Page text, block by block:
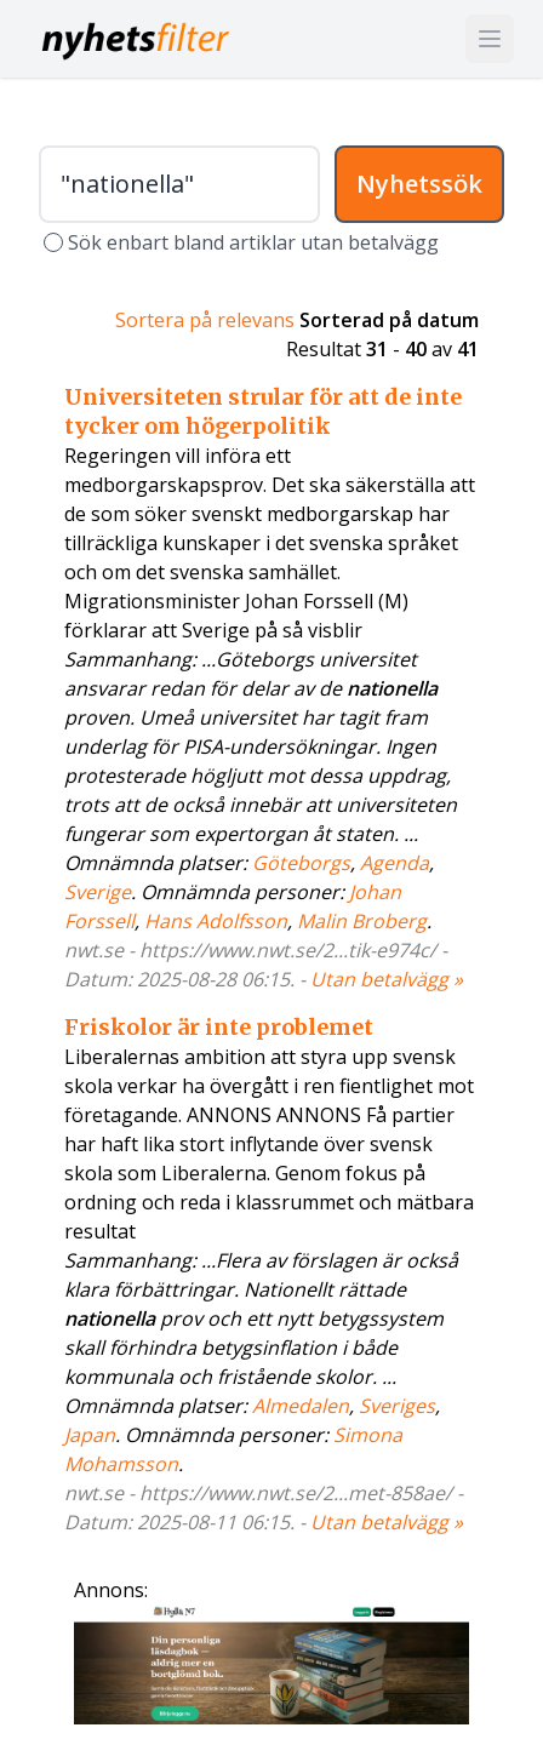
Nyhetssök
Sök enbart bland artiklar utan betalvägg
Sortera på relevans Sorterad på datum
Resultat31 - 40av 41
Universiteten strular för att de inte
tycker om högerpolitik
Regeringen vill införa ett
medborgarskapsprov. Det ska säkerställa att
de som söker svenskt medborgarskap har
tillräckliga kunskaper i det svenska språket
och om det svenska samhället.
Migrationsminister Johan Forssell (M)
förklarar att Sverige på så visblir
Sammanhang: ...Göteborgs universitet
ansvarar redan för delar av denationella
proven. Umeå universitet har tagit fram
underlag för PISA-undersökningar. Ingen
protesterade högljutt mot dessa uppdrag,
trots att de också innebär att universiteten
fungerar som expertorgan åt staten. ...
Omnämnda platser: Göteborgs,Agenda,
Sverige. Omnämnda personer:Johan
Forssell, Hans Adolfsson, Malin Broberg.
nwt.se - https://www.nwt.se/2...tik-e974c/ -
Datum: 2025-08-28 06:15. - Utan betalvägg »
Friskolor är inte problemet
Liberalernas ambition att styra upp svensk
skola verkar ha övergått i ren fientlighet mot
företagande. ANNONS ANNONS Få partier
har haft lika stort inflytande över svensk
skola som Liberalerna. Genom fokus på
ordning och reda i klassrummet och mätbara
resultat
Sammanhang: ...Flera av förslagen är också
klara förbättringar. Nationellt rättade
nationellaprov och ett nytt betygssystem
skall förhindra betygsinflation i både
kommunala och fristående skolor. ...
Omnämnda platser:Almedalen, Sveriges,
Japan. Omnämnda personer:Simona
Mohamsson.
nwt.se - https://www.nwt.se/2...met-858ae/ -
Datum: 2025-08-11 06:15. - Utan betalvägg »
Annons: